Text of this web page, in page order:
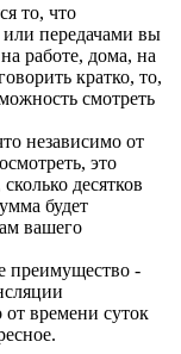
то, что
передачами вы
работе, дома, на
кратко, то,
смотреть
независимо от
это
десятков
будет
вашего
преимущество -
от времени суток